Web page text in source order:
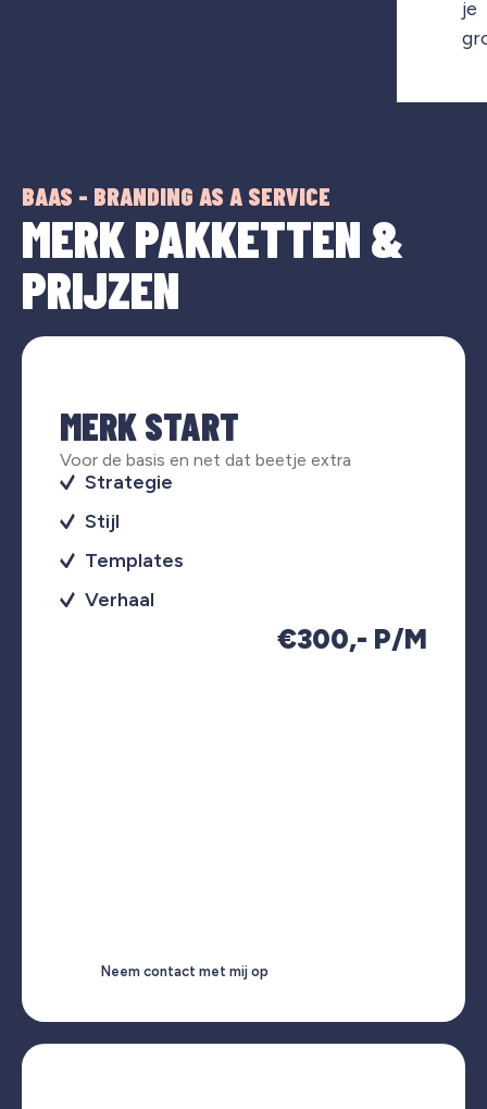
je
BAAS - BRANDING AS A SERVICE
MERK PAKKETTEN &
PRIJZEN
MERK START
Voor de basis en net dat beetje extra
Strategie
Stijl
Templates
Verhaal
€300,- P/M
Neem contact met mij op